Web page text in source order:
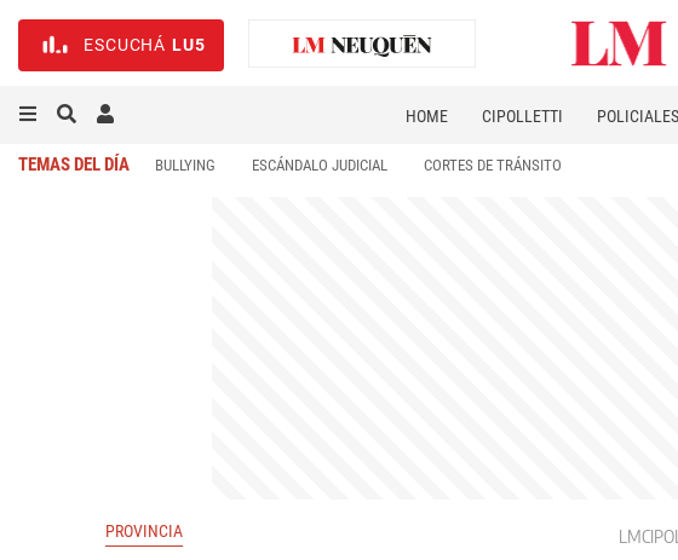
ESCUCHÁ LU5
HOME CIPOLLETTI POLICIALES
TEMAS DEL DÍA BULLYING ESCÁNDALO JUDICIAL CORTES DE TRÁNSITO
PROVINCIA